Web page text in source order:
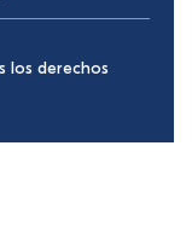
los derechos